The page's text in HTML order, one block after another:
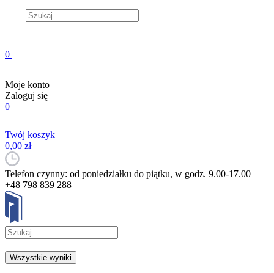
0
Moje konto
Zaloguj się
0
Twój koszyk
0,00 zł
Telefon czynny: od poniedziałku do piątku, w godz. 9.00-17.00
+48 798 839 288
Wszystkie wyniki